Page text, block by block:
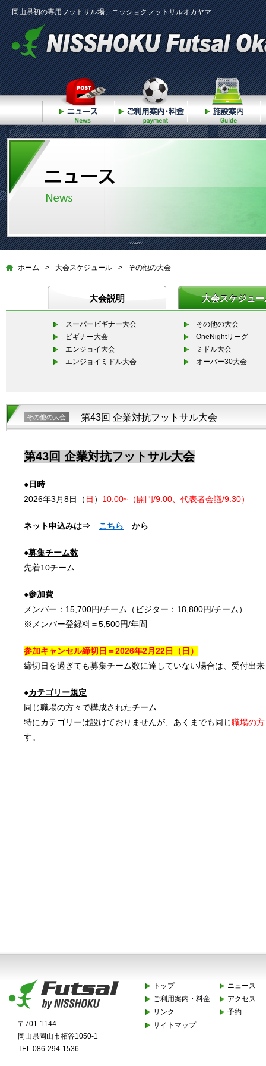
岡山県初の専用フットサル場、ニッショクフットサルオカヤマ
ニュース ご利用案内・料金
ホーム > 大会スケジュール > その他の大会
大会説明 大会スケジュー
スーパービギナー大会
ビギナー大会
エンジョイ大会
エンジョイミドル大会
その他の大会
OneNightリーグ
ミドル大会
オーバー30大会
その他の大会 第43回 企業対抗フットサル大会
第43回 企業対抗フットサル大会
●日時
2026年3月8日（ 日 ） 10:00~（開門/9:00、代表者会議/9:30）
ネット申込みは⇒ こちら から
●募集チーム数
先着10チーム
●参加費
メンバー：15,700円/チーム（ビジター：18,800円/チーム）
※メンバー登録料＝5,500円/年間
参加キャンセル締切日＝2026年2月22日
（日）
締切日を過ぎても募集チーム数に達していない場合は、受付出
●カテゴリー規定
同じ職場の方々で構成されたチーム
特にカテゴリーは設けておりませんが、あくまでも同じ職場の
す。
〒701-1144
岡山県岡山市栢谷1050-1
TEL 086-294-1536
トップ
ニュース
ご利用案内・料金
アクセス
リンク
予約
サイトマップ